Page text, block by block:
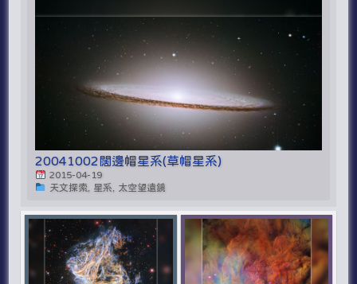
20041002闊邊帽星系(草帽星系)
2015-04-19
天文探索, 星系, 太空望遠鏡